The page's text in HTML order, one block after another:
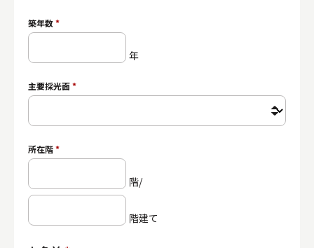
築年数*
年
主要採光面*
所在階*
階/
階建て